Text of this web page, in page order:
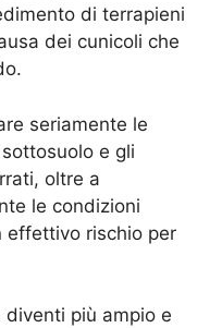
di terrapieni
dei cunicoli che
seriamente le
e gli
oltre a
le condizioni
effettivo rischio per
più ampio e